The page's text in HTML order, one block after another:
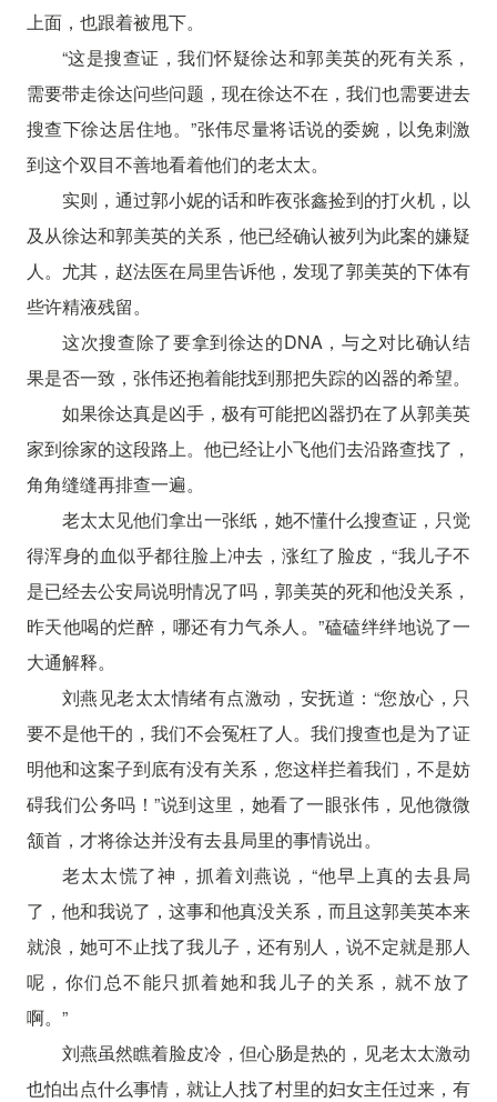
上面，也跟着被甩下。
“这是搜查证，我们怀疑徐达和郭美英的死有关系，
需要带走徐达问些问题，现在徐达不在，我们也需要进去
搜查下徐达居住地。”张伟尽量将话说的委婉，以免刺激
到这个双目不善地看着他们的老太太。
实则，通过郭小妮的话和昨夜张鑫捡到的打火机，以
及从徐达和郭美英的关系，他已经确认被列为此案的嫌疑
人。尤其，赵法医在局里告诉他，发现了郭美英的下体有
些许精液残留。
这次搜查除了要拿到徐达的DNA，与之对比确认结
果是否一致，张伟还抱着能找到那把失踪的凶器的希望。
如果徐达真是凶手，极有可能把凶器扔在了从郭美英
家到徐家的这段路上。他已经让小飞他们去沿路查找了，
角角缝缝再排查一遍。
老太太见他们拿出一张纸，她不懂什么搜查证，只觉
得浑身的血似乎都往脸上冲去，涨红了脸皮，“我儿子不
是已经去公安局说明情况了吗，郭美英的死和他没关系，
昨天他喝的烂醉，哪还有力气杀人。”磕磕绊绊地说了一
大通解释。
刘燕见老太太情绪有点激动，安抚道：“您放心，只
要不是他干的，我们不会冤枉了人。我们搜查也是为了证
明他和这案子到底有没有关系，您这样拦着我们，不是妨
碍我们公务吗！”说到这里，她看了一眼张伟，见他微微
颔首，才将徐达并没有去县局里的事情说出。
老太太慌了神，抓着刘燕说，“他早上真的去县局
了，他和我说了，这事和他真没关系，而且这郭美英本来
就浪，她可不止找了我儿子，还有别人，说不定就是那人
呢，你们总不能只抓着她和我儿子的关系，就不放了
啊。”
刘燕虽然瞧着脸皮冷，但心肠是热的，见老太太激动
也怕出点什么事情，就让人找了村里的妇女主任过来，有